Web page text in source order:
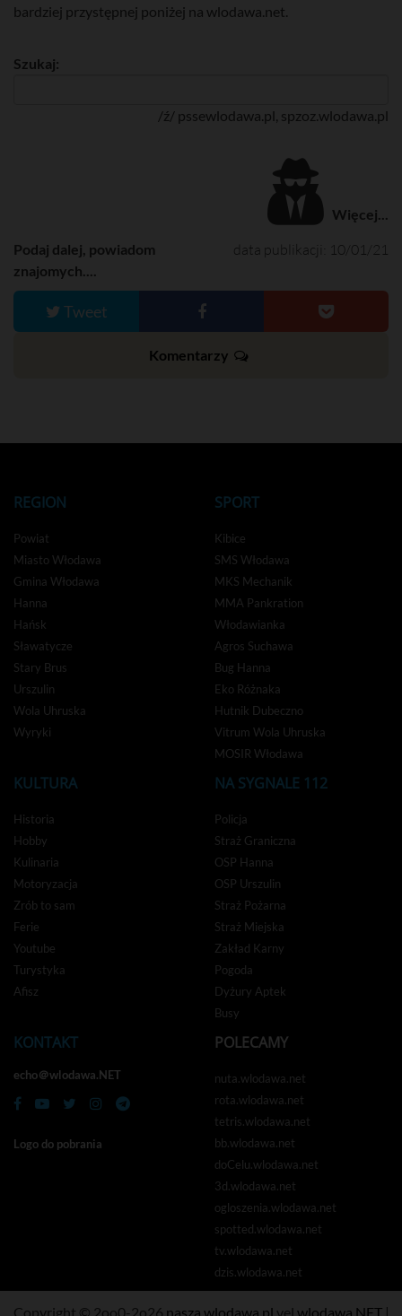
bardziej przystępnej poniżej na wlodawa.net.
Szukaj:
/ź/ pssewlodawa.pl, spzoz.wlodawa.pl
Więcej...
data publikacji: 10/01/21
Podaj dalej, powiadom
znajomych....
Tweet
Komentarzy
REGION
Powiat
Miasto Włodawa
Gmina Włodawa
Hanna
Hańsk
Sławatycze
Stary Brus
Urszulin
Wola Uhruska
Wyryki
SPORT
Kibice
SMS Włodawa
MKS Mechanik
MMA Pankration
Włodawianka
Agros Suchawa
Bug Hanna
Eko Różnaka
Hutnik Dubeczno
Vitrum Wola Uhruska
MOSIR Włodawa
KULTURA
Historia
Hobby
Kulinaria
Motoryzacja
Zrób to sam
Ferie
Youtube
Turystyka
Afisz
NA SYGNALE 112
Policja
Straż Graniczna
OSP Hanna
OSP Urszulin
Straż Pożarna
Straż Miejska
Zakład Karny
Pogoda
Dyżury Aptek
Busy
KONTAKT
echo＠wlodawa.NET
Logo do pobrania
POLECAMY
nuta.wlodawa.net
rota.wlodawa.net
tetris.wlodawa.net
bb.wlodawa.net
doCelu.wlodawa.net
3d.wlodawa.net
ogloszenia.wlodawa.net
spotted.wlodawa.net
tv.wlodawa.net
dzis.wlodawa.net
Copyright © 2oo0-2o26 nasza.wlodawa.pl vel wlodawa.NET|